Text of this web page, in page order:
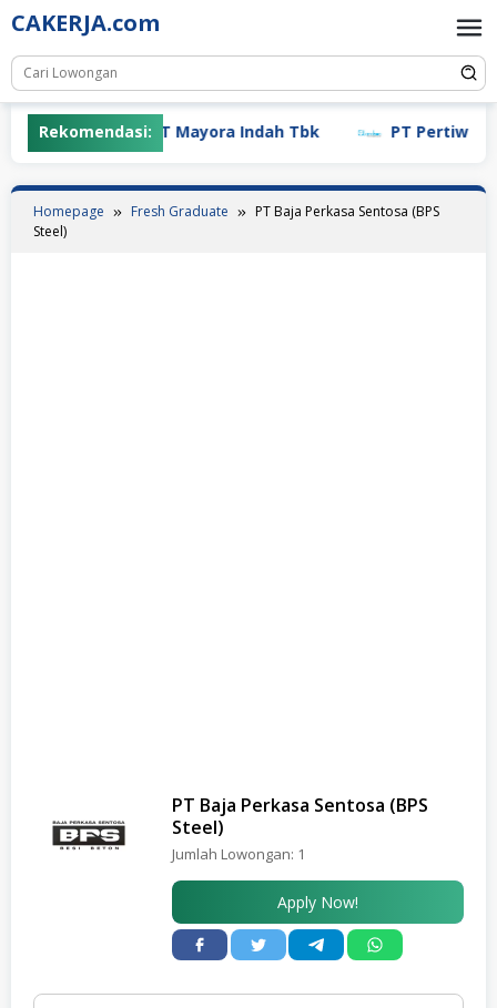
Skip
to
content
CAKERJA.com
Rekomendasi:PT Mayora Indah Tbk PT Pertiwi
Homepage Fresh Graduate
PT Baja Perkasa Sentosa (BPS
Steel)
PT Baja Perkasa Sentosa (BPS
Steel)
Jumlah Lowongan: 1
Apply Now!